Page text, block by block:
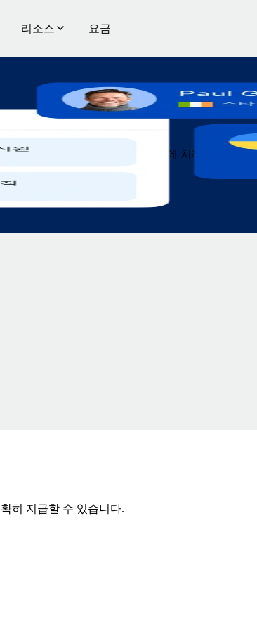
리소스 요금
며, 글로벌 급여까지 모두 한 번에 처리할 수 있
할 수 있습니다.
히 지급할 수 있습니다.